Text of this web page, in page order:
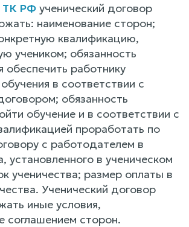
ТК РФ ученический договор
наименование сторон;
квалификацию,
учеником; обязанность
обеспечить работнику
в соответствии с
обязанность
обучение и в соответствии с
проработать по
с работодателем в
установленного в ученическом
ученичества; размер оплаты в
Ученический договор
иные условия,
соглашением сторон.